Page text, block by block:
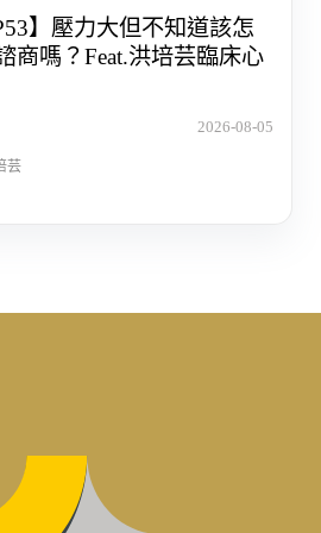
】壓力大但不知道該怎
商嗎？Feat.洪培芸臨床心
2026-08-05
芸